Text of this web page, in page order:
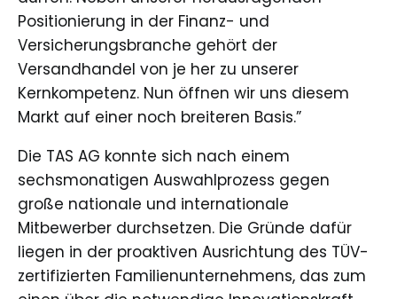
Positionierung in der Finanz- und
Versicherungsbranche gehört der
Versandhandel von je her zu unserer
Kernkompetenz. Nun öffnen wir uns diesem
Markt auf einer noch breiteren Basis.”
Die TAS AG konnte sich nach einem
sechsmonatigen Auswahlprozess gegen
große nationale und internationale
Mitbewerber durchsetzen. Die Gründe dafür
liegen in der proaktiven Ausrichtung des TÜV-
zertifizierten Familienunternehmens, das zum